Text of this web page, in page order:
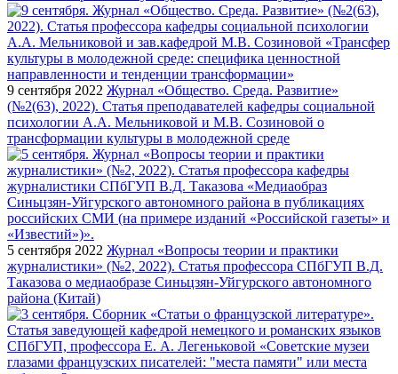
9 сентября 2022 Журнал «Общество. Среда. Развитие»
(№2(63), 2022). Статья преподавателей кафедры социальной
психологии А.А. Мельниковой и М.В. Созиновой о
трансформации культуры в молодежной среде
5 сентября 2022 Журнал «Вопросы теории и практики
журналистики» (№2, 2022). Статья профессора СПбГУП В.Д.
Таказова о медиаобразе Синьцзян-Уйгурского автономного
района (Китай)